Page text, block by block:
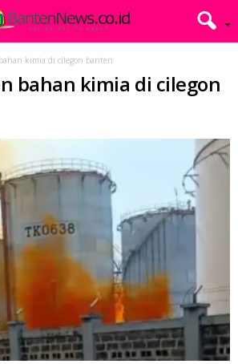
kimia di cilegon banten
bahan kimia di cilegon